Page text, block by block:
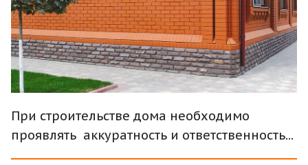
При строительстве дома необходимо
проявлять аккуратность и ответственность...